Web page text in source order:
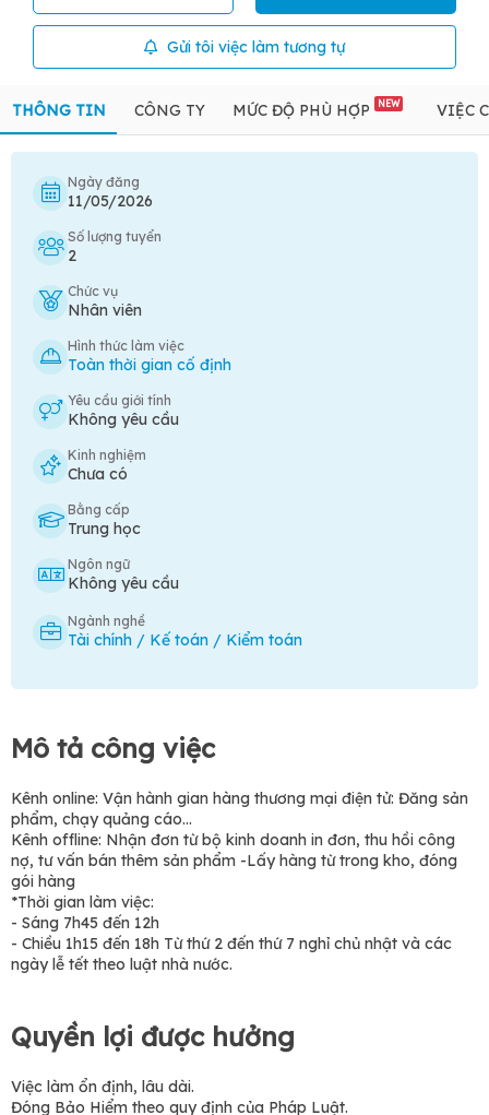
Gửi tôi việc làm tương tự
THÔNG TIN CÔNG TY MỨC ĐỘ PHÙ HỢP NEW VIỆC
Ngày đăng
11/05/2026
Số lượng tuyển
2
Chức vụ
Nhân viên
Hình thức làm việc
Toàn thời gian cố định
Yêu cầu giới tính
Không yêu cầu
Kinh nghiệm
Chưa có
Bằng cấp
Trung học
Ngôn ngữ
Không yêu cầu
Ngành nghề
Tài chính / Kế toán / Kiểm toán
Mô tả công việc
Kênh online: Vận hành gian hàng thương mại điện tử: Đăng sản
phẩm, chạy quảng cáo...
Kênh offline: Nhận đơn từ bộ kinh doanh in đơn, thu hồi công
nợ, tư vấn bán thêm sản phẩm -Lấy hàng từ trong kho, đóng
gói hàng
*Thời gian làm việc:
- Sáng 7h45 đến 12h
- Chiều 1h15 đến 18h Từ thứ 2 đến thứ 7 nghỉ chủ nhật và các
ngày lễ tết theo luật nhà nước.
Quyền lợi được hưởng
Việc làm ổn định, lâu dài.
Đóng Bảo Hiểm theo quy định của Pháp Luật.